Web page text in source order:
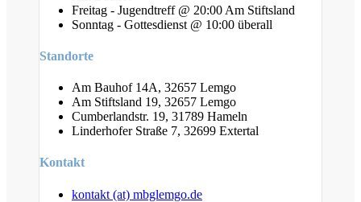
Freitag - Jugendtreff @ 20:00 Am Stiftsland
Sonntag - Gottesdienst @ 10:00 überall
Standorte
Am Bauhof 14A, 32657 Lemgo
Am Stiftsland 19, 32657 Lemgo
Cumberlandstr. 19, 31789 Hameln
Linderhofer Straße 7, 32699 Extertal
Kontakt
kontakt (at) mbglemgo.de